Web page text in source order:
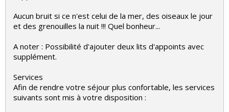
Aucun bruit si ce n'est celui de la mer, des oiseaux le jour
et des grenouilles la nuit !!! Quel bonheur...
A noter : Possibilité d'ajouter deux lits d'appoints avec
supplément.
Services
Afin de rendre votre séjour plus confortable, les services
suivants sont mis à votre disposition :